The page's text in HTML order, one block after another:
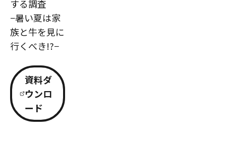
する調査
−暑い夏は家
族と牛を見に
行くべき!?−
資料ダ
ウンロ
ード